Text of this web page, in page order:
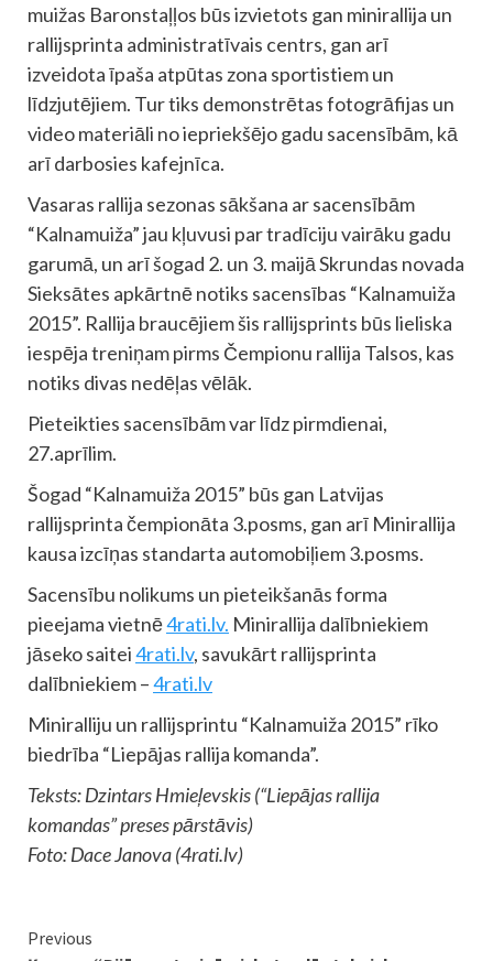
muižas Baronstaļļos būs izvietots gan minirallija un
rallijsprinta administratīvais centrs, gan arī
izveidota īpaša atpūtas zona sportistiem un
līdzjutējiem. Tur tiks demonstrētas fotogrāfijas un
video materiāli no iepriekšējo gadu sacensībām, kā
arī darbosies kafejnīca.
Vasaras rallija sezonas sākšana ar sacensībām
“Kalnamuiža” jau kļuvusi par tradīciju vairāku gadu
garumā, un arī šogad 2. un 3. maijā Skrundas novada
Sieksātes apkārtnē notiks sacensības “Kalnamuiža
2015”. Rallija braucējiem šis rallijsprints būs lieliska
iespēja treniņam pirms Čempionu rallija Talsos, kas
notiks divas nedēļas vēlāk.
Pieteikties sacensībām var līdz pirmdienai,
27.aprīlim.
Šogad “Kalnamuiža 2015” būs gan Latvijas
rallijsprinta čempionāta 3.posms, gan arī Minirallija
kausa izcīņas standarta automobiļiem 3.posms.
Sacensību nolikums un pieteikšanās forma
pieejama vietnē4rati.lv. Minirallija dalībniekiem
jāseko saitei4rati.lv, savukārt rallijsprinta
dalībniekiem –4rati.lv
Miniralliju un rallijsprintu “Kalnamuiža 2015” rīko
biedrība “Liepājas rallija komanda”.
Teksts: Dzintars Hmieļevskis (“Liepājas rallija
komandas” preses pārstāvis)
Foto: Dace Janova (4rati.lv)
Continue
Previous